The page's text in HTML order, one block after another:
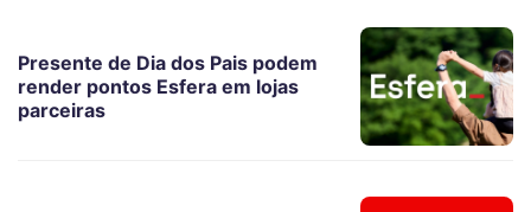
Presente de Dia dos Pais podem
render pontos Esfera em lojas
parceiras